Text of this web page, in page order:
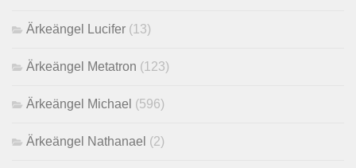
Ärkeängel Lucifer (13)
Ärkeängel Metatron (123)
Ärkeängel Michael (596)
Ärkeängel Nathanael (2)